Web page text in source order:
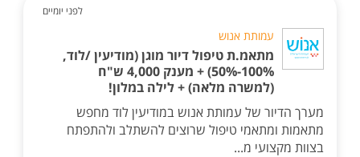
לפני יומיים
עמותת אנוש
מתאמ.ת טיפול דיור מוגן (מודיעין /לוד,
100%-50%) + מענק 4,000 ש"ח
(למשרה מלאה) + לילה במלון!
מערך הדיור של עמותת אנוש במודיעין לוד מחפש
מתאמות ומתאמי טיפול שרוצים להשתלב ולהתפתח
בצוות מקצועי מ...